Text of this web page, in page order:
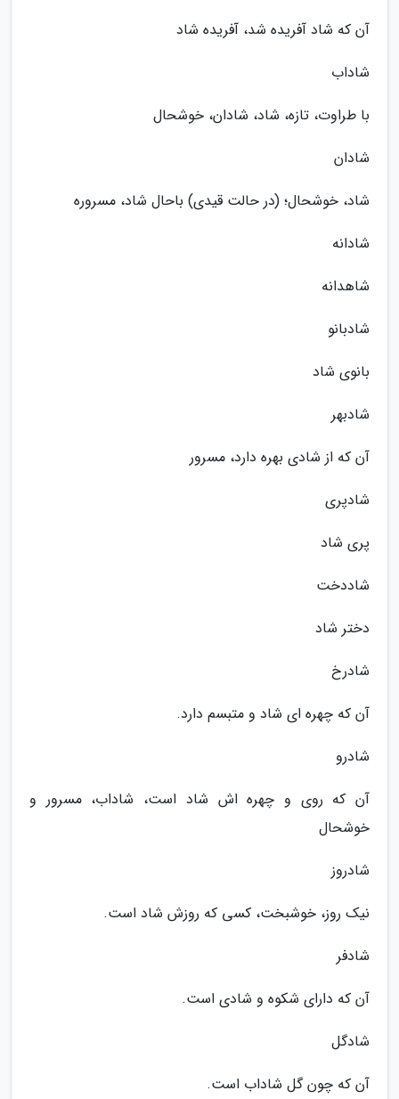
آن که شاد آفریده شد، آفریده شاد
شاداب
با طراوت، تازه، شاد، شادان، خوشحال
شادان
شاد، خوشحال؛ (در حالت قیدی) باحال شاد، مسروره
شادانه
شاهدانه
شادبانو
بانوی شاد
شادبهر
آن که از شادی بهره دارد، مسرور
شادپری
پری شاد
شاددخت
دختر شاد
شادرخ
آن که چهره ای شاد و متبسم دارد.
شادرو
آن که روی و چهره اش شاد است، شاداب، مسرور و
خوشحال
شادروز
نیک روز، خوشبخت، کسی که روزش شاد است.
شادفر
آن که دارای شکوه و شادی است.
شادگل
آن که چون گل شاداب است.